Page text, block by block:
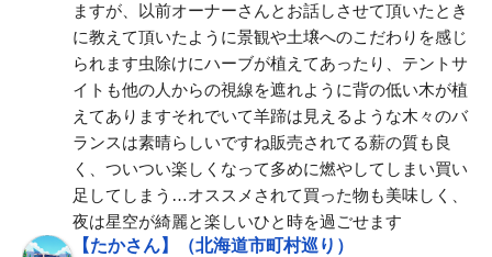
ますが、以前オーナーさんとお話しさせて頂いたとき
に教えて頂いたように景観や土壌へのこだわりを感じ
られます虫除けにハーブが植えてあったり、テントサ
イトも他の人からの視線を遮れように背の低い木が植
えてありますそれでいて羊蹄は見えるような木々のバ
ランスは素晴らしいですね販売されてる薪の質も良
く、ついつい楽しくなって多めに燃やしてしまい買い
足してしまう…オススメされて買った物も美味しく、
夜は星空が綺麗と楽しいひと時を過ごせます
【たかさん】（北海道市町村巡り）